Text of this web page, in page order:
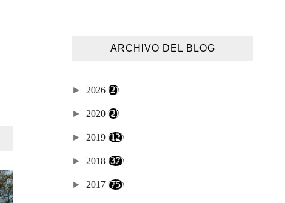
ARCHIVO DEL BLOG
► 2026 (2)
► 2020 (2)
► 2019 (12)
► 2018 (37)
► 2017 (75)